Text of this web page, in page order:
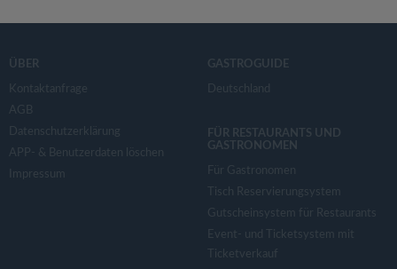
ÜBER
Kontaktanfrage
AGB
Datenschutzerklärung
APP- & Benutzerdaten löschen
Impressum
GASTROGUIDE
Deutschland
FÜR RESTAURANTS UND
GASTRONOMEN
Für Gastronomen
Tisch Reservierungsystem
Gutscheinsystem für Restaurants
Event- und Ticketsystem mit
Ticketverkauf